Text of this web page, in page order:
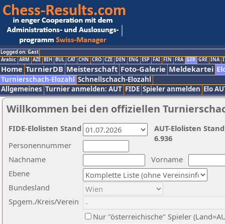
Logged on: Gast
Arabic ARM AZE BIH BUL CAT CHN CRO CZE DEN ENG ESP FAI FIN FRA GER GRE INA
Home TurnierDB Meisterschaft Foto-Galerie Meldekartei
Turnierschach-Elozahl Schnellschach-Elozahl
Allgemeines Turnier anmelden: AUT FIDE Spieler anmelden Elo
Willkommen bei den offiziellen
Nachname
Vorname
Ebene
Personennummer
Bundesland
Spgem./Kreis/Verein
Nur "österreichische" Spieler
AUT-Elolisten
6.936
FIDE-Elolisten Stand